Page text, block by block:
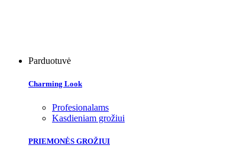
Parduotuvė
Charming Look
Profesionalams
Kasdieniam grožiui
PRIEMONĖS GROŽIUI